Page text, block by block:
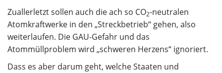
Zuallerletzt sollen auch die ach so CO2-neutralen
Atomkraftwerke in den „Streckbetrieb“ gehen, also
weiterlaufen. Die GAU-Gefahr und das
Atommüllproblem wird „schweren Herzens“ ignoriert.
Dass es aber darum geht, welche Staaten und